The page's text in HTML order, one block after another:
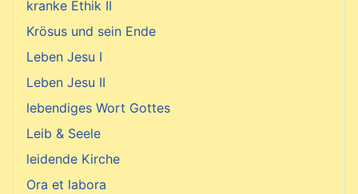
kranke Ethik II
Krösus und sein Ende
Leben Jesu I
Leben Jesu II
lebendiges Wort Gottes
Leib & Seele
leidende Kirche
Ora et labora